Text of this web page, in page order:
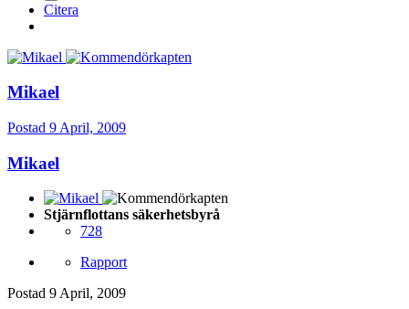
Citera
Mikael
Postad 9 April, 2009
Mikael
Stjärnflottans säkerhetsbyrå
728
Rapport
Postad 9 April, 2009